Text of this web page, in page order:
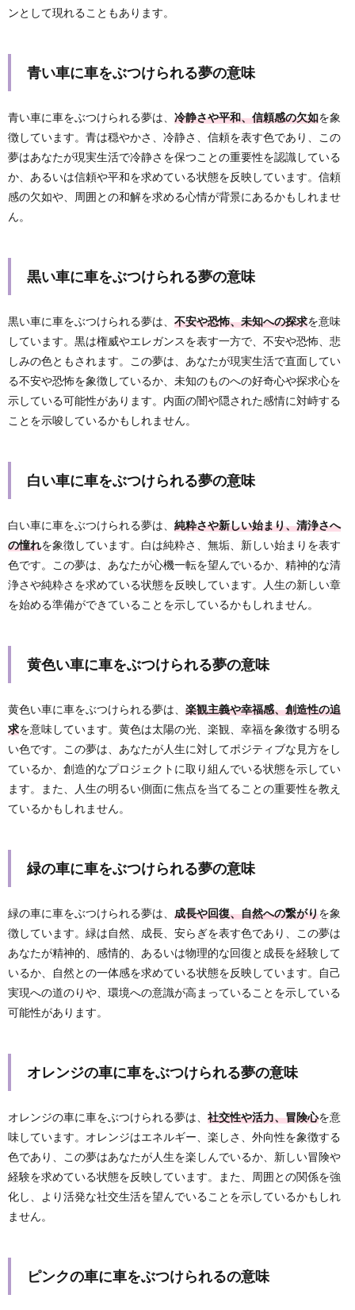
ンとして現れることもあります。
青い車に車をぶつけられる夢の意味
青い車に車をぶつけられる夢は、 冷静さや平和、信頼感の欠如を象
徴しています。青は穏やかさ、冷静さ、信頼を表す色であり、この
夢はあなたが現実生活で冷静さを保つことの重要性を認識している
か、あるいは信頼や平和を求めている状態を反映しています。信頼
感の欠如や、周囲との和解を求める心情が背景にあるかもしれませ
ん。
黒い車に車をぶつけられる夢の意味
黒い車に車をぶつけられる夢は、 不安や恐怖、未知への探求を意味
しています。黒は権威やエレガンスを表す一方で、不安や恐怖、悲
しみの色ともされます。この夢は、あなたが現実生活で直面してい
る不安や恐怖を象徴しているか、未知のものへの好奇心や探求心を
示している可能性があります。内面の闇や隠された感情に対峙する
ことを示唆しているかもしれません。
白い車に車をぶつけられる夢の意味
白い車に車をぶつけられる夢は、 純粋さや新しい始まり、清浄さへ
の憧れを象徴しています。白は純粋さ、無垢、新しい始まりを表す
色です。この夢は、あなたが心機一転を望んでいるか、精神的な清
浄さや純粋さを求めている状態を反映しています。人生の新しい章
を始める準備ができていることを示しているかもしれません。
黄色い車に車をぶつけられる夢の意味
黄色い車に車をぶつけられる夢は、 楽観主義や幸福感、創造性の追
求を意味しています。黄色は太陽の光、楽観、幸福を象徴する明る
い色です。この夢は、あなたが人生に対してポジティブな見方をし
ているか、創造的なプロジェクトに取り組んでいる状態を示してい
ます。また、人生の明るい側面に焦点を当てることの重要性を教え
ているかもしれません。
緑の車に車をぶつけられる夢の意味
緑の車に車をぶつけられる夢は、 成長や回復、自然への繋がりを象
徴しています。緑は自然、成長、安らぎを表す色であり、この夢は
あなたが精神的、感情的、あるいは物理的な回復と成長を経験して
いるか、自然との一体感を求めている状態を反映しています。自己
実現への道のりや、環境への意識が高まっていることを示している
可能性があります。
オレンジの車に車をぶつけられる夢の意味
オレンジの車に車をぶつけられる夢は、 社交性や活力、冒険心を意
味しています。オレンジはエネルギー、楽しさ、外向性を象徴する
色であり、この夢はあなたが人生を楽しんでいるか、新しい冒険や
経験を求めている状態を反映しています。また、周囲との関係を強
化し、より活発な社交生活を望んでいることを示しているかもしれ
ません。
ピンクの車に車をぶつけられるの意味